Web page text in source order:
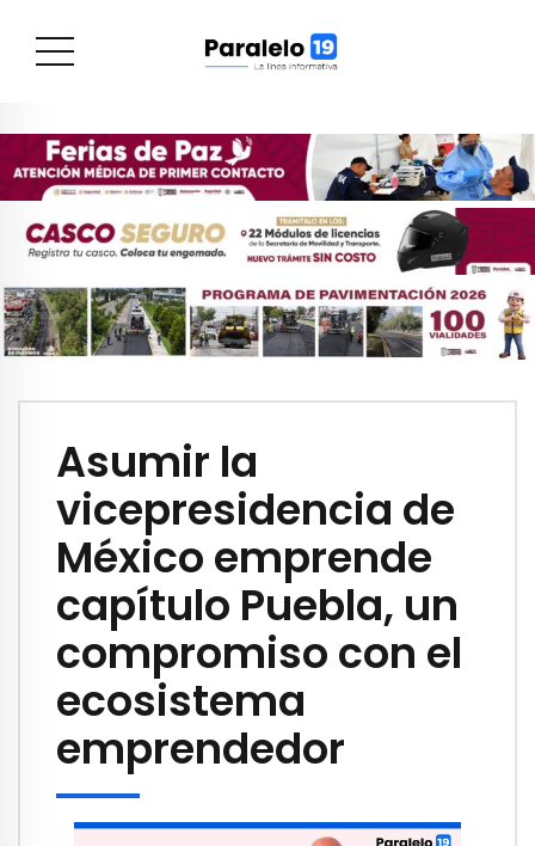
Asumir la
vicepresidencia de
México emprende
capítulo Puebla, un
compromiso con el
ecosistema
emprendedor